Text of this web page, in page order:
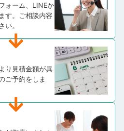
ォーム、LINEか
す。ご相談内容
い。
り見積金額が異
ご予約をしま